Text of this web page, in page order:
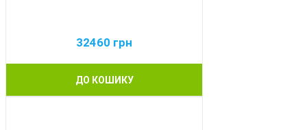
32460 грн
ДО КОШИКУ